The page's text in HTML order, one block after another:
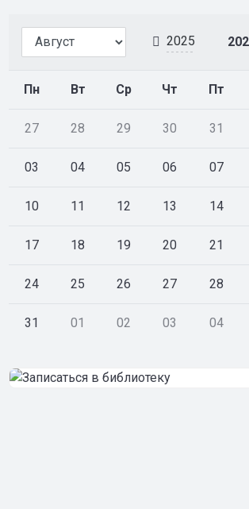
2025
Пн Вт Ср Чт Пт
27 28 29 30 31
03 04 05 06 07
10 11 12 13 14
17 18 19 20 21
24 25 26 27 28
31 01 02 03 04